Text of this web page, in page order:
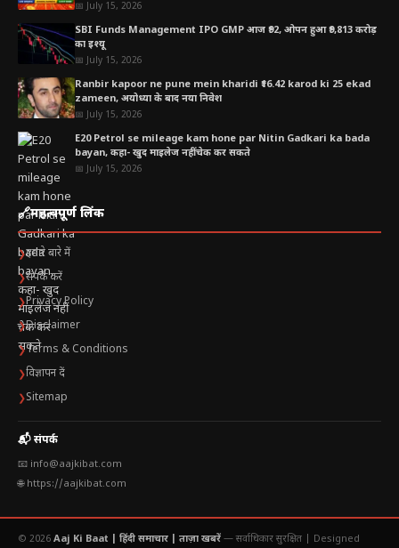
📅 July 15, 2026
SBI Funds Management IPO GMP आज ₹92, ओपन हुआ ₹9,813 करोड़
का इश्यू
📅 July 15, 2026
Ranbir kapoor ne pune mein kharidi ₹16.42 karod ki 25 ekad
zameen, अयोध्या के बाद नया निवेश
📅 July 15, 2026
E20 Petrol se mileage kam hone par Nitin Gadkari ka bada
bayan, कहा- खुद माइलेज नहीं चेक कर सकते
📅 July 15, 2026
🔗महत्वपूर्ण लिंक
❯हमारे बारे में
❯संपर्क करें
❯Privacy Policy
❯Disclaimer
❯Terms & Conditions
❯विज्ञापन दें
❯Sitemap
📬 संपर्क
📧 info@aajkibat.com
🌐 https://aajkibat.com
© 2026 Aaj Ki Baat | हिंदी समाचार | ताज़ा खबरें — सर्वाधिकार सुरक्षित | Designed